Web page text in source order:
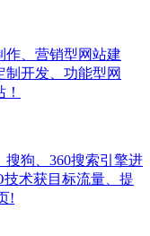
作、营销型网站建
开发、功能型网
狗、360搜索引擎进
技术获目标流量、提
!